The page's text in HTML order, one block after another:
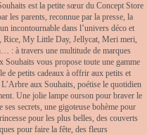
est la petite sœur du Concept Store
les parents, reconnue par la presse, la
incontournable dans l’univers déco et
Rice, My Little Day, Jellycat, Meri meri,
: à travers une multitude de marques
Souhaits vous propose toute une gamme
de petits cadeaux à offrir aux petits et
aux Souhaits, poétise le quotidien
Une jolie lampe ourson pour braver le
secrets, une gigoteuse bohème pour
pour les plus belles, des couverts
pour faire la fête, des fleurs